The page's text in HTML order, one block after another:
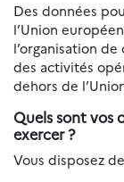
Des données
l’Union
l’organisation
des activités
dehors de
Quels sont vos
exercer ?
Vous disposez